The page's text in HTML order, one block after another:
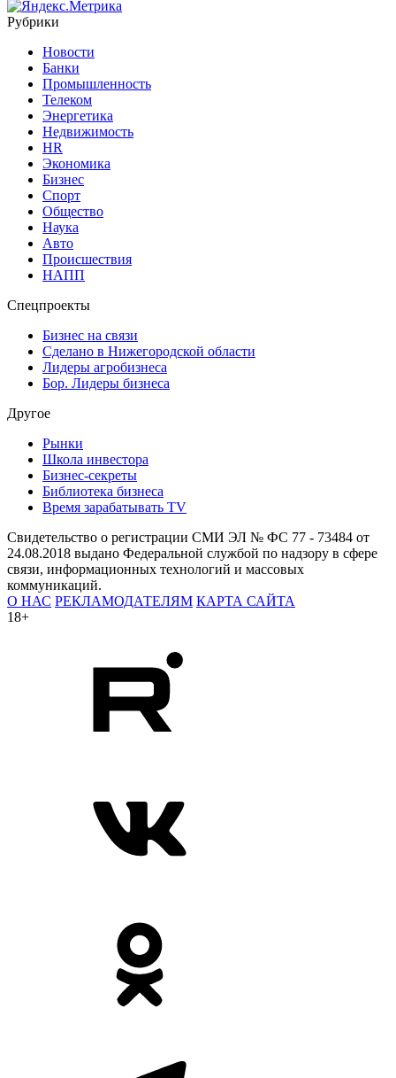
Рубрики
Новости
Банки
Промышленность
Телеком
Энергетика
Недвижимость
HR
Экономика
Бизнес
Спорт
Общество
Наука
Авто
Происшествия
НАПП
Спецпроекты
Бизнес на связи
Сделано в Нижегородской области
Лидеры агробизнеса
Бор. Лидеры бизнеса
Другое
Рынки
Школа инвестора
Бизнес-секреты
Библиотека бизнеса
Время зарабатывать TV
Свидетельство о регистрации СМИ ЭЛ № ФС 77 - 73484 от
24.08.2018 выдано Федеральной службой по надзору в сфере
связи, информационных технологий и массовых
коммуникаций.
О НАС РЕКЛАМОДАТЕЛЯМ КАРТА САЙТА
18+